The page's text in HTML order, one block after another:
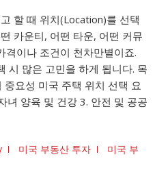
할 때 위치(Location)를 선택
카운티, 어떤 타운, 어떤 커뮤
격이나 조건이 천차만별이죠.
시 많은 고민을 하게 됩니다. 목
요성 미국 주택 위치 선택 요
녀 양육 및 건강 3. 안전 및 공공
미국 부동산 투자
미국 부